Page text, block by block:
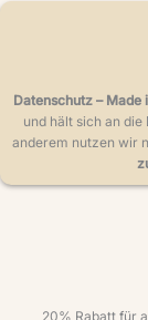
Swiss Franc
CAD
Canadian
Datenschutz – Made
und hält sich an
anderem nutzen wir
20% Rabatt für